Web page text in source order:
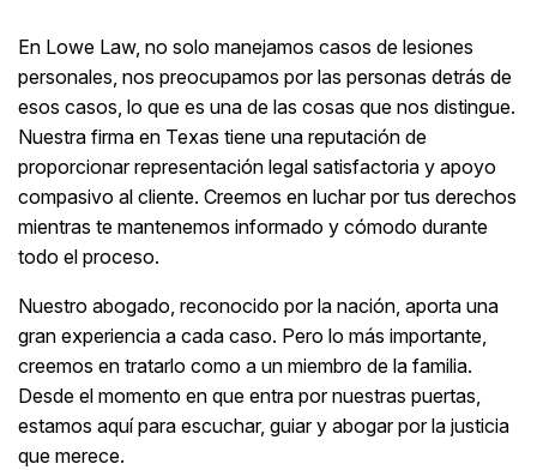
En Lowe Law, no solo manejamos casos de lesiones
personales, nos preocupamos por las personas detrás de
esos casos, lo que es una de las cosas que nos distingue.
Nuestra firma en Texas tiene una reputación de
proporcionar representación legal satisfactoria y apoyo
compasivo al cliente. Creemos en luchar por tus derechos
mientras te mantenemos informado y cómodo durante
todo el proceso.
Nuestro abogado, reconocido por la nación, aporta una
gran experiencia a cada caso. Pero lo más importante,
creemos en tratarlo como a un miembro de la familia.
Desde el momento en que entra por nuestras puertas,
estamos aquí para escuchar, guiar y abogar por la justicia
que merece.